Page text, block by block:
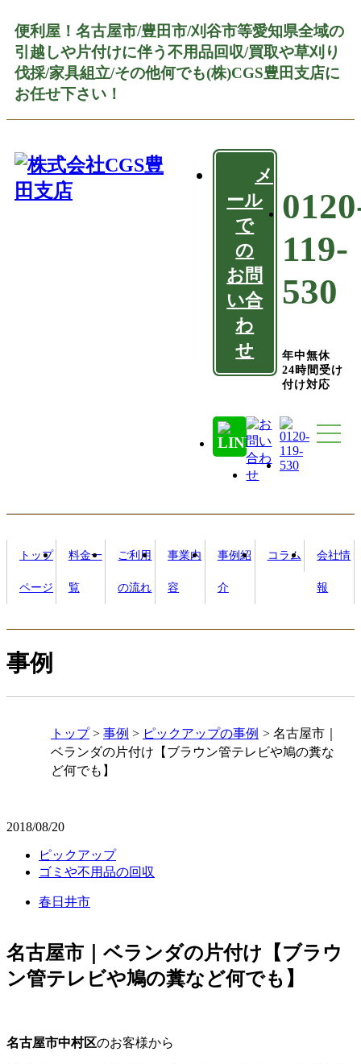
便利屋！名古屋市/豊田市/刈谷市等愛知県全域の
引越しや片付けに伴う不用品回収/買取や草刈り
伐採/家具組立/その他何でも(株)CGS豊田支店に
お任せ下さい！
メ
ール
で
の
お問
い合
わ
せ
119-
530
年中無休
24時間受け
付け対応
トップ
ページ
料金一
覧
ご利用
の流れ
事業内
容
事例紹
介
コラム 会社情
報
事例
トップ 事例 ピックアップの事例
名古屋市｜
ベランダの片付け【ブラウン管テレビや鳩の糞な
ど何でも】
2018/08/20
ピックアップ
ゴミや不用品の回収
春日井市
名古屋市｜ベランダの片付け【ブラウ
ン管テレビや鳩の糞など何でも】
名古屋市中村区のお客様から